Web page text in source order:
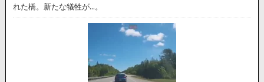
れた橋。新たな犠牲が…。